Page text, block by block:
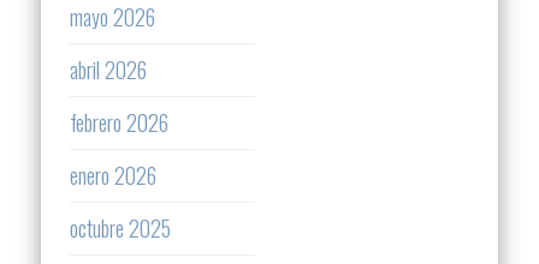
mayo 2026
abril 2026
febrero 2026
enero 2026
octubre 2025